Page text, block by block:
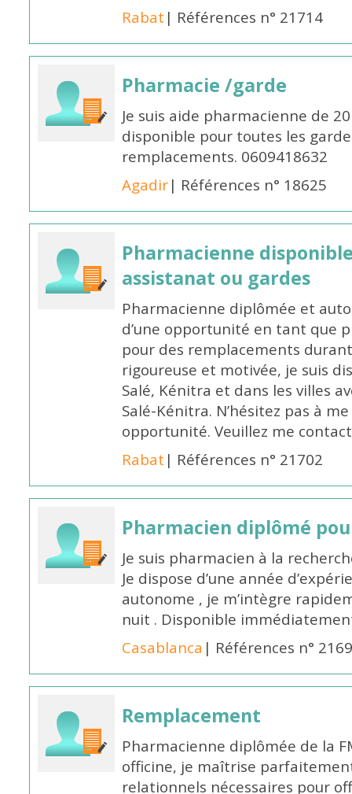
Rabat | Références n° 21714
Pharmacie /garde
Je suis aide pharmacienne de
disponible pour toutes les
remplacements. 0609418632
Agadir| Références n° 18625
Pharmacienne
assistanat ou gardes
Pharmacienne diplômée et
d’une opportunité en tant que
pour des remplacements
rigoureuse et motivée, je suis
Salé, Kénitra et dans les villes
Salé-Kénitra. N’hésitez pas à
opportunité. Veuillez me
Rabat | Références n° 21702
Pharmacien diplômé
Je suis pharmacien à la
Je dispose d’une année
autonome , je m’intègre
nuit . Disponible
Casablanca | Références n°
Remplacement
Pharmacienne diplômée de la
officine, je maîtrise
relationnels nécessaires pour